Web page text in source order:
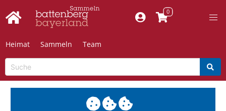
Heimat Sammeln Team